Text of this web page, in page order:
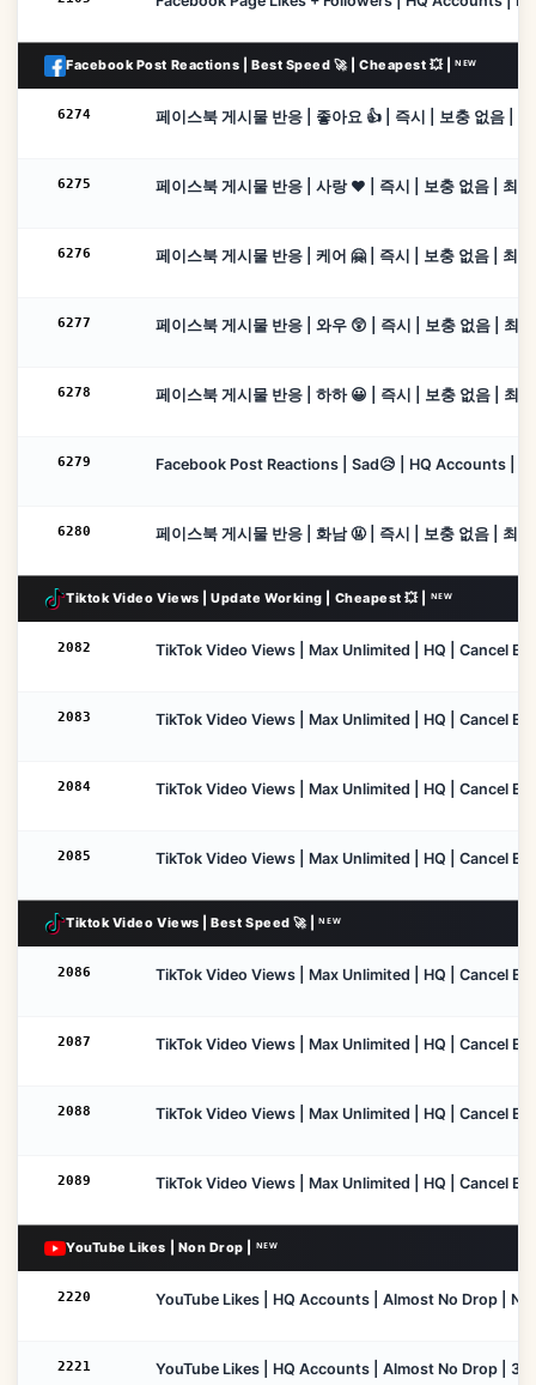
Facebook Post Reactions | Best Speed 🚀 | Cheapest 💥 | ᴺᴱᵂ
6274 페이스북 게시물 반응 | 좋아요 👍 | 즉시 | 보충 없음 |
6275 페이스북 게시물 반응 | 사랑 ❤️ | 즉시 | 보충 없음 | 최
6276 페이스북 게시물 반응 | 케어 🤗 | 즉시 | 보충 없음 | 최
6277 페이스북 게시물 반응 | 와우 😲 | 즉시 | 보충 없음 | 최
6278 페이스북 게시물 반응 | 하하 😀 | 즉시 | 보충 없음 | 최
6279 Facebook Post Reactions | Sad😥 | HQ Accounts |
6280 페이스북 게시물 반응 | 화남 🤬 | 즉시 | 보충 없음 | 최
Tiktok Video Views | Update Working | Cheapest 💥 | ᴺᴱᵂ
2082 TikTok Video Views | Max Unlimited | HQ | Cancel
2083 TikTok Video Views | Max Unlimited | HQ | Cancel
2084 TikTok Video Views | Max Unlimited | HQ | Cancel
2085 TikTok Video Views | Max Unlimited | HQ | Cancel
Tiktok Video Views | Best Speed 🚀 | ᴺᴱᵂ
2086 TikTok Video Views | Max Unlimited | HQ | Cancel
2087 TikTok Video Views | Max Unlimited | HQ | Cancel
2088 TikTok Video Views | Max Unlimited | HQ | Cancel
2089 TikTok Video Views | Max Unlimited | HQ | Cancel
YouTube Likes | Non Drop | ᴺᴱᵂ
2220 YouTube Likes | HQ Accounts | Almost No Drop |
2221 YouTube Likes | HQ Accounts | Almost No Drop |